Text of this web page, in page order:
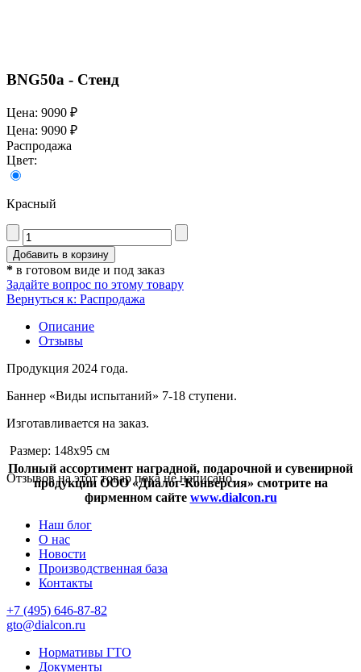
BNG50a - Стенд
Цена: 9090 ₽
Цена: 9090 ₽
Распродажа
Цвет:
Красный
* в готовом виде и под заказ
Задайте вопрос по этому товару
Вернуться к: Распродажа
Описание
Отзывы
Продукция 2024 года.
Баннер «Виды испытаний» 7-18 ступени.
Изготавливается на заказ.
Размер: 148х95 см
Отзывов на этот товар пока не написано.
Полный ассортимент наградной, подарочной и сувенирной
продукции ООО «Диалог-Конверсия» смотрите на
фирменном сайте www.dialcon.ru
Наш блог
О нас
Новости
Производственная база
Контакты
+7 (495) 646-87-82
gto@dialcon.ru
Нормативы ГТО
Документы